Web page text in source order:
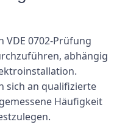
VDE 0702-Prüfung
abhängig
sich an qualifizierte
Häufigkeit